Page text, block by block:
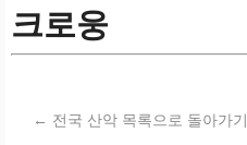
크로웅
← 전국 산악 목록으로 돌아가기